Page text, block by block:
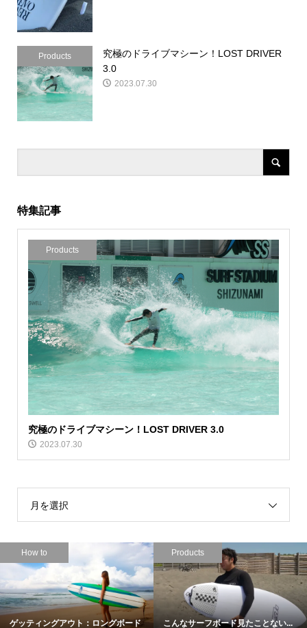
Products
究極のドライブマシーン！LOST DRIVER
3.0
2023.07.30
特集記事
Products
究極のドライブマシーン！LOST DRIVER 3.0
2023.07.30
月を選択
How to
ゲッティングアウト：ロングボード
Products
こんなサーフボード見たことない...